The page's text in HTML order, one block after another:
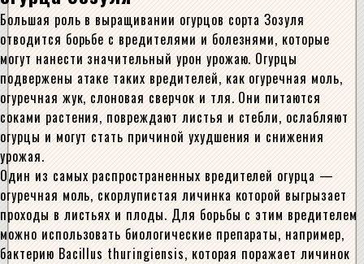
Большая роль в выращивании огурцов сорта Зозуля
отводится борьбе с вредителями и болезнями, которые
могут нанести значительный урон урожаю. Огурцы
подвержены атаке таких вредителей, как огуречная моль,
огуречная жук, слоновая сверчок и тля. Они питаются
соками растения, повреждают листья и стебли, ослабляют
огурцы и могут стать причиной ухудшения и снижения
урожая.
Один из самых распространенных вредителей огурца —
огуречная моль, скорлупистая личинка которой выгрызает
проходы в листьях и плоды. Для борьбы с этим вредителем
можно использовать биологические препараты, например,
бактерию Bacillus thuringiensis, которая поражает личинок